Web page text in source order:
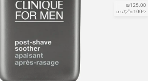
₪125.00
ל-100 מ"ל\גרם